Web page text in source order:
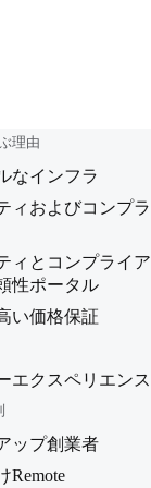
理由
なインフラ
ィおよびコンプラ
ィとコンプライア
性ポータル
い価格保証
エクスペリエンス
ップ創業者
Remote